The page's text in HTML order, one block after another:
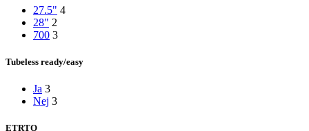
27.5" 4
28" 2
700 3
Tubeless ready/easy
Ja 3
Nej 3
ETRTO